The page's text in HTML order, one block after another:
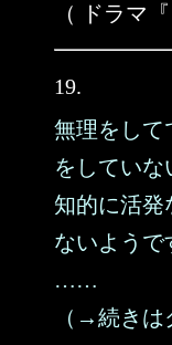
（ ドラマ
19.
無理をして
をしていな
知的に活発
ないようで
……
（→続きは